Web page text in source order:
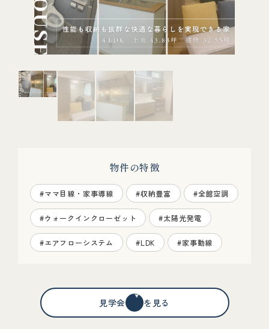
物件の特徴
#ママ目線・家事導線 #収納豊富 #全館空調
#ウォークインクローゼット #太陽光発電
#エアフローシステム #LDK #家事動線
見学会情報を見る